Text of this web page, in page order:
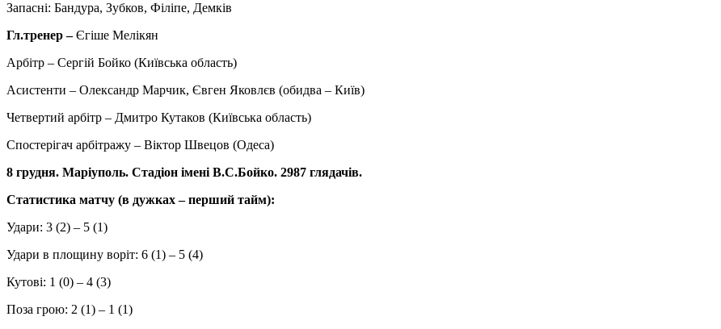
Запасні: Бандура, Зубков, Філіпе, Демків
Гл.тренер –Єгіше Мелікян
Арбітр – Сергій Бойко (Київська область)
Асистенти – Олександр Марчик, Євген Яковлєв (обидва – Київ)
Четвертий арбітр – Дмитро Кутаков (Київська область)
Спостерігач арбітражу – Віктор Швецов (Одеса)
8 грудня. Маріуполь. Стадіон імені В.С.Бойко. 2987 глядачів.
Статистика матчу (в дужках – перший тайм):
Удари: 3 (2) – 5 (1)
Удари в площину воріт: 6 (1) – 5 (4)
Кутові: 1 (0) – 4 (3)
Поза грою: 2 (1) – 1 (1)